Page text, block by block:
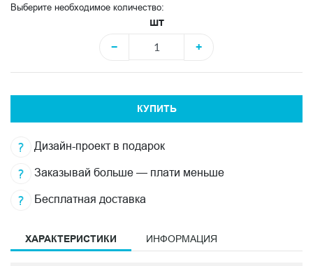
Выберите необходимое количество:
шт
−
+
КУПИТЬ
Дизайн-проект в подарок
Заказывай больше — плати меньше
Бесплатная доставка
ХАРАКТЕРИСТИКИ ИНФОРМАЦИЯ